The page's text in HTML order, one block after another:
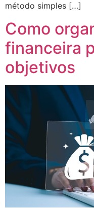
método simples […]
Como
financeira
objetivos